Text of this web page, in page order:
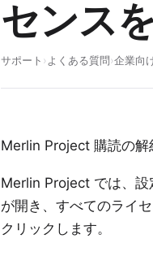
センス
サポート › よくある質問›企業向
Merlin Project 購読の解
Merlin Project では、設
が開き、すべてのライ
クリックします。